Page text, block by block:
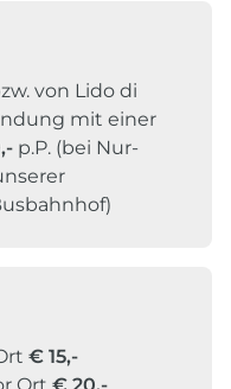
von Lido di
mit einer
p.P. (bei Nur-
€ 15,-
Ort € 20,-